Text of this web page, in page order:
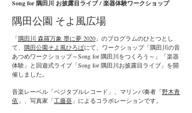
Song for 隅田川 お披露目ライブ / 楽器体験ワークショップ
​隅田公園 そよ風広場
「隅田川 森羅万象 墨に夢 2020 」のプログラムのひとつとし
て、 隅田公園そよ風ひろばにて、ワークショップ「隅田川の音
あつめワークショップ～Song for 隅田川をつくろう～」「楽器
体験」と回遊式ライブ「Song for 隅田川お披露目ライブ」を開
催しました。​
音楽レーベル「ベジタブルレコード」、マリンバ奏者「野木青
依 」、写真家「工藤葵 」によるコラボレーションです。